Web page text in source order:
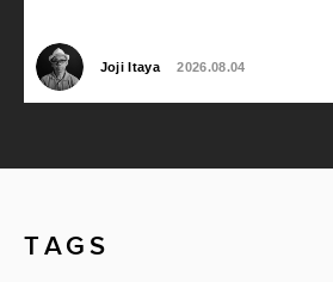
Joji Itaya 2026.08.04
TAGS